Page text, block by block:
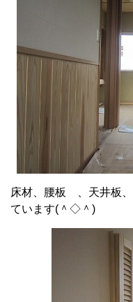
床材、腰板 、天井板
ています(＾◇＾)